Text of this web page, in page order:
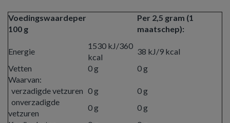
Voedingswaardeper
100 g
Per 2,5 gram (1
maatschep):
Energie
1530 kJ/360
kcal
38 kJ/9 kcal
Vetten
0 g
0 g
Waarvan:
verzadigde vetzuren 0 g
0 g
onverzadigde
vetzuren
0 g
0 g